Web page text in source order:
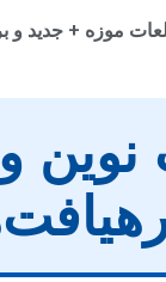
موزه + جدید و
و